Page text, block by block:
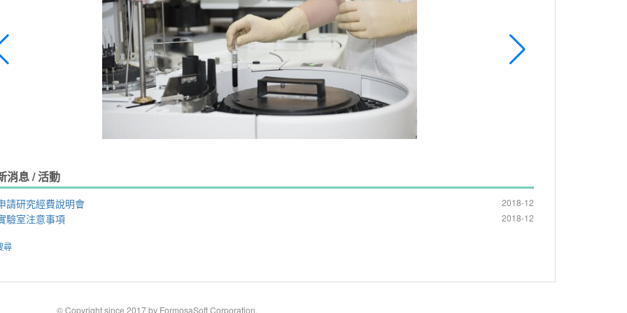
消息 / 活動
2018-12
請研究經費說明會
2018-12
驗室注意事項
尋
© Copyright since 2017 by FormosaSoft Corporation.